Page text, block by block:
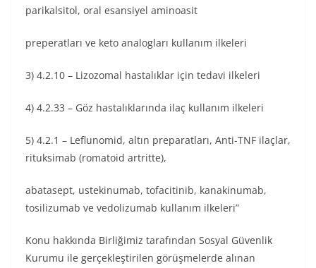
parikalsitol, oral esansiyel aminoasit
preperatları ve keto analogları kullanım ilkeleri
3) 4.2.10 – Lizozomal hastalıklar için tedavi ilkeleri
4) 4.2.33 – Göz hastalıklarında ilaç kullanım ilkeleri
5) 4.2.1 – Leflunomid, altın preparatları, Anti-TNF ilaçlar,
rituksimab (romatoid artritte),
abatasept, ustekinumab, tofacitinib, kanakinumab,
tosilizumab ve vedolizumab kullanım ilkeleri”
Konu hakkında Birliğimiz tarafından Sosyal Güvenlik
Kurumu ile gerçekleştirilen görüşmelerde alınan